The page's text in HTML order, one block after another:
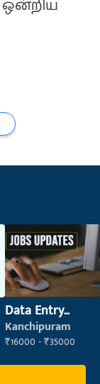
Data Entry
Operator
Kanchipuram
₹16000 - ₹35000